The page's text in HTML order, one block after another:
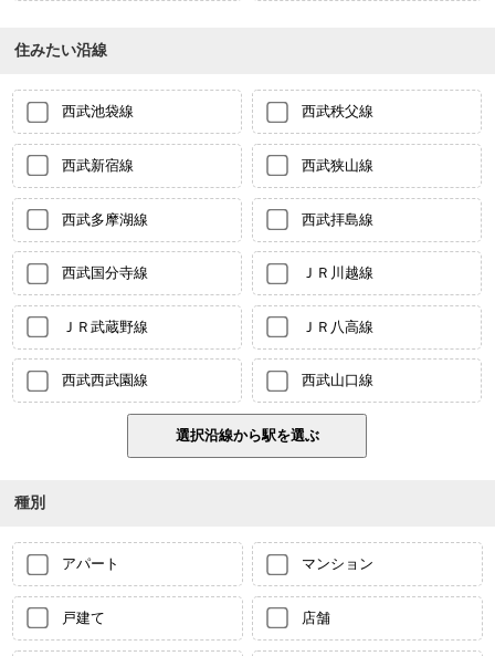
住みたい沿線
西武池袋線 西武秩父線
西武新宿線 西武狭山線
西武多摩湖線 西武拝島線
西武国分寺線 ＪＲ川越線
ＪＲ武蔵野線 ＪＲ八高線
西武西武園線 西武山口線
種別
アパート マンション
戸建て 店舗